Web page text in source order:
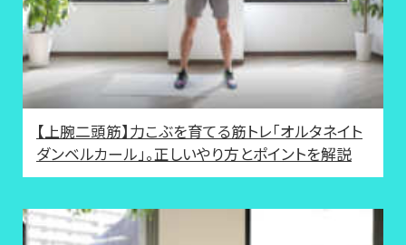
【上腕二頭筋】力こぶを育てる筋トレ「オルタネイト
ダンベルカール」。正しいやり方とポイントを解説